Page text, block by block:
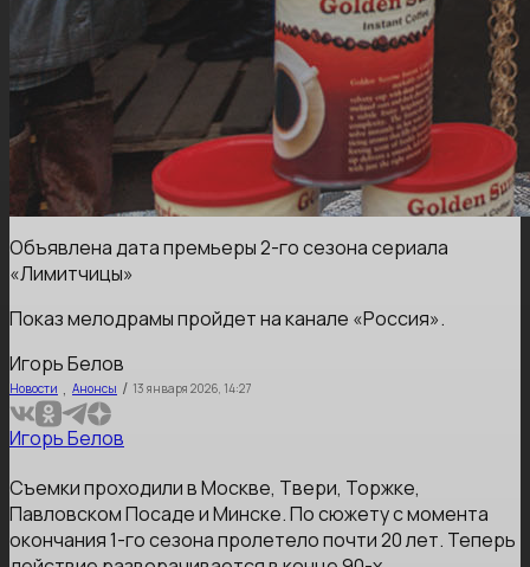
Объявлена дата премьеры 2-го сезона сериала
«Лимитчицы»
Показ мелодрамы пройдет на канале «Россия».
Игорь Белов
Новости , Анонсы / 13 января 2026, 14:27
Игорь Белов
Съемки проходили в Москве, Твери, Торжке,
Павловском Посаде и Минске. По сюжету с момента
окончания 1-го сезона пролетело почти 20 лет. Теперь